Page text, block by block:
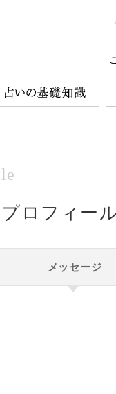
ロフィー
メッセージ